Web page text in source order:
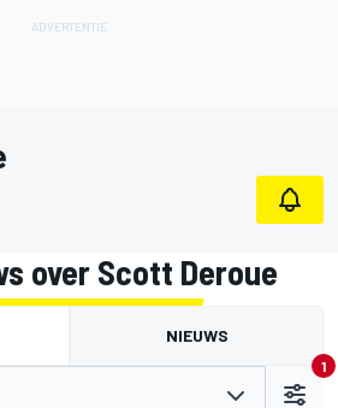
over Scott Deroue
NIEUWS
1